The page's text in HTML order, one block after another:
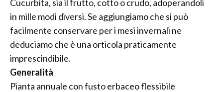
Cucurbita, sia il frutto, cotto o crudo, adoperandoli
in mille modi diversi. Se aggiungiamo che si può
facilmente conservare per i mesi invernali ne
deduciamo che è una orticola praticamente
imprescindibile.
Generalità
Pianta annuale con fusto erbaceo flessibile